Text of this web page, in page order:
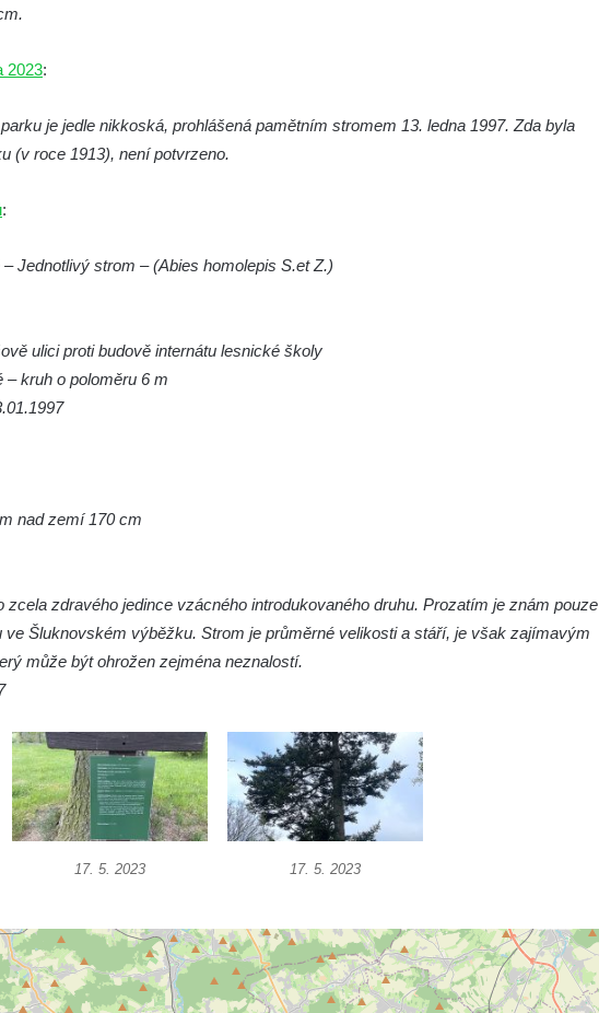
ve Štětí na
na Mírovém
v Děčíně
v Lužci nad
háji II.
háji I.
Lužici
Šumná
Panny Marie v
kaplí svatého
v Čechách
ve Sloupu v
Teplicích nad
Křečanech
2023:
je jedle nikkoská, prohlášená pamětním stromem 13. ledna 1997. Zda byla
(v roce 1913), není potvrzeno.
:
Jednotlivý strom – (Abies homolepis S.et Z.)
ulici proti budově internátu lesnické školy
kruh o poloměru 6 m
nad zemí 170 cm
zdravého jedince vzácného introdukovaného druhu. Prozatím je znám pouze
ve Šluknovském výběžku. Strom je průměrné velikosti a stáří, je však zajímavým
může být ohrožen zejména neznalostí.
17. 5. 2023 17. 5. 2023